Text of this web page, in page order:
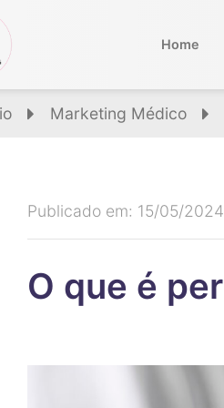
Home
Marketing Médico
Publicado em: 15/05/2024
O que é